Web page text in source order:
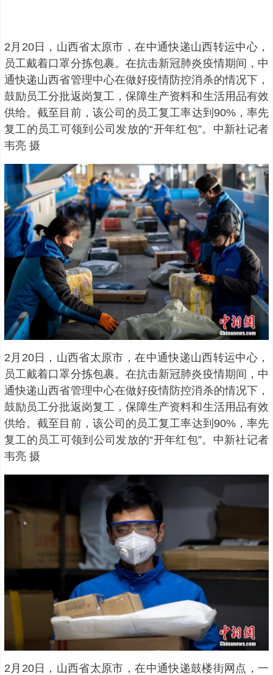
2月20日，山西省太原市，在中通快递山西转运中心，
员工戴着口罩分拣包裹。在抗击新冠肺炎疫情期间，中
通快递山西省管理中心在做好疫情防控消杀的情况下，
鼓励员工分批返岗复工，保障生产资料和生活用品有效
供给。截至目前，该公司的员工复工率达到90%，率先
复工的员工可领到公司发放的“开年红包”。中新社记者
韦亮 摄
2月20日，山西省太原市，在中通快递山西转运中心，
员工戴着口罩分拣包裹。在抗击新冠肺炎疫情期间，中
通快递山西省管理中心在做好疫情防控消杀的情况下，
鼓励员工分批返岗复工，保障生产资料和生活用品有效
供给。截至目前，该公司的员工复工率达到90%，率先
复工的员工可领到公司发放的“开年红包”。中新社记者
韦亮 摄
2月20日，山西省太原市，在中通快递鼓楼街网点，一